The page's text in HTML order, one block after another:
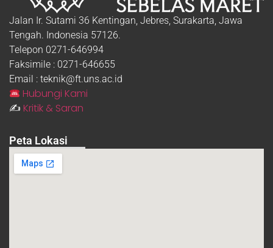
Jalan Ir. Sutami 36 Kentingan, Jebres, Surakarta, Jawa
Tengah. Indonesia 57126.
Telepon 0271-646994
Faksimile : 0271-646655
Email : teknik@ft.uns.ac.id
Hubungi Kami
✍️ Kritik & Saran
Peta Lokasi